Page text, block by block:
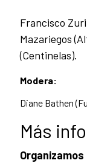
Francisco
Mazariegos
(Centinelas).
Modera:
Diane Bathen
Más
Organizamos